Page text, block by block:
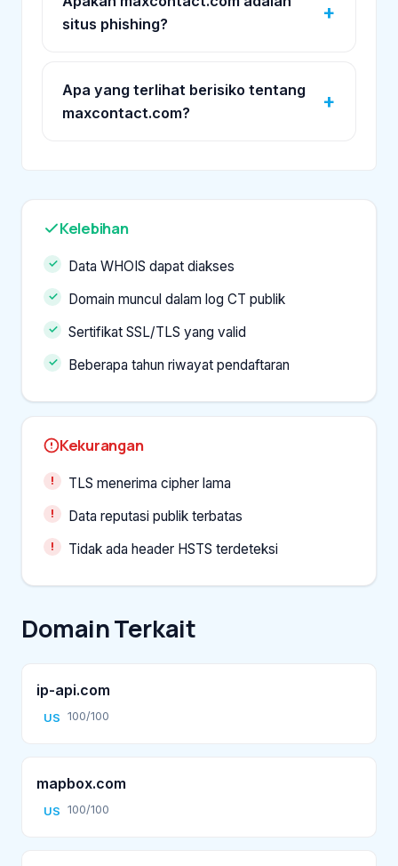
situs phishing?
Apa yang terlihat berisiko tentang
maxcontact.com?
Kelebihan
Data WHOIS dapat diakses
Domain muncul dalam log CT publik
Sertifikat SSL/TLS yang valid
Beberapa tahun riwayat pendaftaran
Kekurangan
TLS menerima cipher lama
Data reputasi publik terbatas
Tidak ada header HSTS terdeteksi
Domain Terkait
ip-api.com
US 100/100
mapbox.com
US 100/100